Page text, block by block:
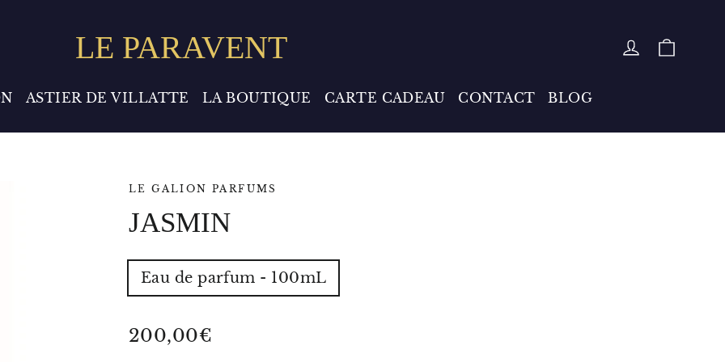
LE PARAVENT SE
ASTIER DE VILLATTE LA BOUTIQUE CARTE CADEAU CONTACT BLOG
LE GALION PARFUMS
JASMIN
VOLUME
POIDS
Eau de parfum - 100mL
Prix
200,00€